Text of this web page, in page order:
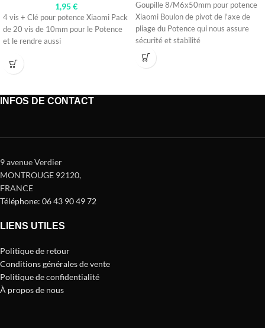
1,95€
4 vis + Clé pour potence Xiaomi Pack
de 20 vis de 10mm pour le Potence
et le rendre aussi
Goupille 8/M6x50mm pour potence
Xiaomi Boulon de pivot de l'axe de
pliage du Potence qui nous assure
sécurité et stabilité
INFOS DE CONTACT
9 avenue Verdier
MONTROUGE 92120,
FRANCE
Téléphone: 06 43 90 49 72
LIENS UTILES
Politique de retour
Conditions générales de vente
Politique de confidentialité
À propos de nous